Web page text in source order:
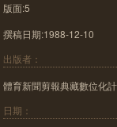
版面:5
撰稿日期:1988-12-10
出版者：
體育新聞剪報典藏數位化
日期：